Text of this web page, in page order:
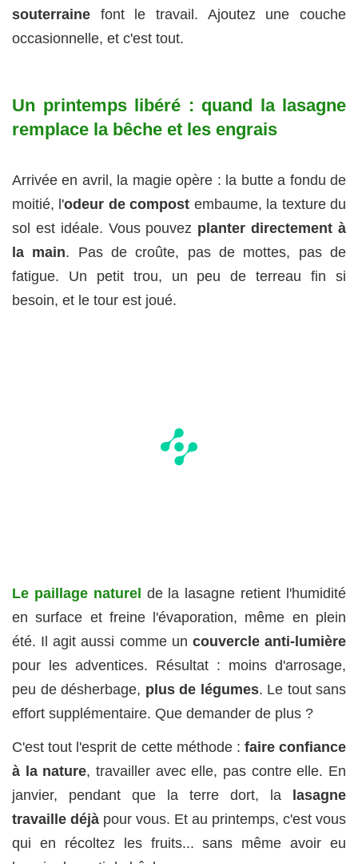
souterraine font le travail. Ajoutez une couche
occasionnelle, et c'est tout.
Un printemps libéré : quand la lasagne
remplace la bêche et les engrais
Arrivée en avril, la magie opère : la butte a fondu de
moitié, l'odeur de compost embaume, la texture du
sol est idéale. Vous pouvez planter directement à
la main. Pas de croûte, pas de mottes, pas de
fatigue. Un petit trou, un peu de terreau fin si
besoin, et le tour est joué.
Le paillage naturel de la lasagne retient l'humidité
en surface et freine l'évaporation, même en plein
été. Il agit aussi comme un couvercle anti-lumière
pour les adventices. Résultat : moins d'arrosage,
peu de désherbage, plus de légumes. Le tout sans
effort supplémentaire. Que demander de plus ?
C'est tout l'esprit de cette méthode : faire confiance
à la nature, travailler avec elle, pas contre elle. En
janvier, pendant que la terre dort, la
lasagne
travaille déjà pour vous. Et au printemps, c'est vous
qui en récoltez les fruits... sans même avoir eu